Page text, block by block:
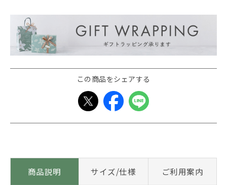
この商品をシェアする
商品説明 サイズ/仕様 ご利用案内